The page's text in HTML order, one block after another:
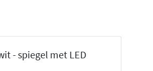
- spiegel met LED